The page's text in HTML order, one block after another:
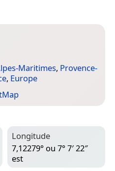
Maritimes, Provence-
, Europe
Longitude
7,12279° ou 7° 7′ 22″
est